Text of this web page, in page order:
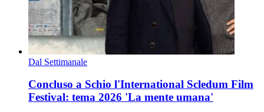
Dal Settimanale
Concluso a Schio l'International Scledum Film
Festival: tema 2026 'La mente umana'